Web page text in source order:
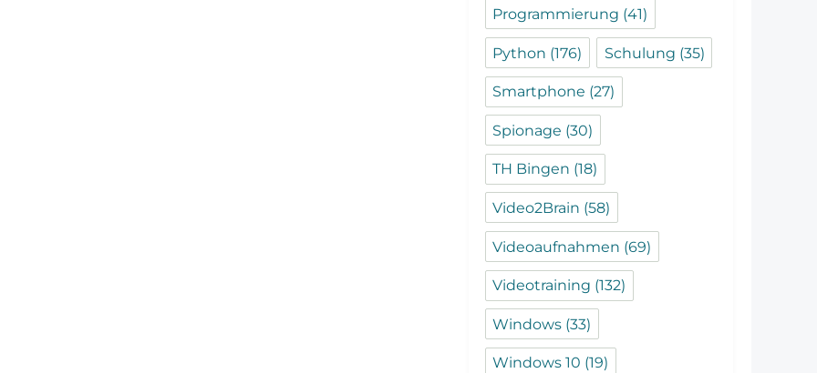
Programmierung (41)
Python (176) Schulung (35)
Smartphone (27)
Spionage (30)
TH Bingen (18)
Video2Brain (58)
Videoaufnahmen (69)
Videotraining (132)
Windows (33)
Windows 10 (19)